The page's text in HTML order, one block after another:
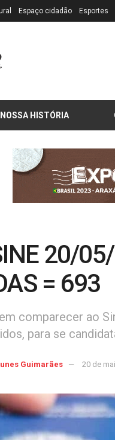
Espaço cidadão Esportes
NOSSA HISTÓRIA
20/
= 693
comparecer ao
para se
Guimarães 20 de